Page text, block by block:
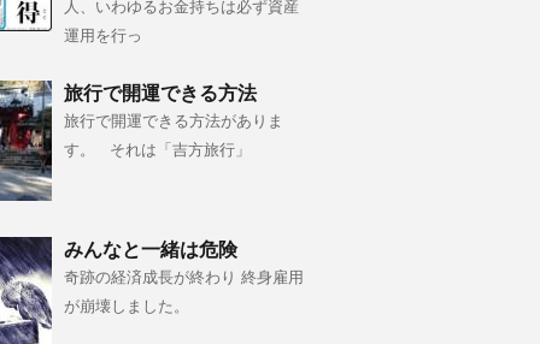
人、いわゆるお金持ちは必ず資産
運用を行っ
旅行で開運できる方法
旅行で開運できる方法がありま
す。 それは「吉方旅行」
みんなと一緒は危険
奇跡の経済成長が終わり 終身雇用
が崩壊しました。